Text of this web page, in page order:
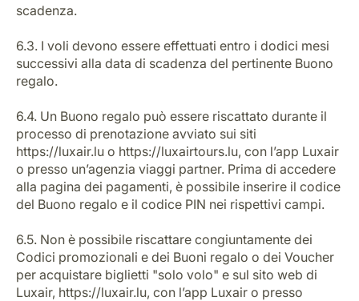
scadenza.
6.3. I voli devono essere effettuati entro i dodici mesi
successivi alla data di scadenza del pertinente Buono
regalo.
6.4. Un Buono regalo può essere riscattato durante il
processo di prenotazione avviato sui siti
https://luxair.lu o https://luxairtours.lu, con l’app Luxair
o presso un’agenzia viaggi partner. Prima di accedere
alla pagina dei pagamenti, è possibile inserire il codice
del Buono regalo e il codice PIN nei rispettivi campi.
6.5. Non è possibile riscattare congiuntamente dei
Codici promozionali e dei Buoni regalo o dei Voucher
per acquistare biglietti "solo volo" e sul sito web di
Luxair, https://luxair.lu, con l’app Luxair o presso